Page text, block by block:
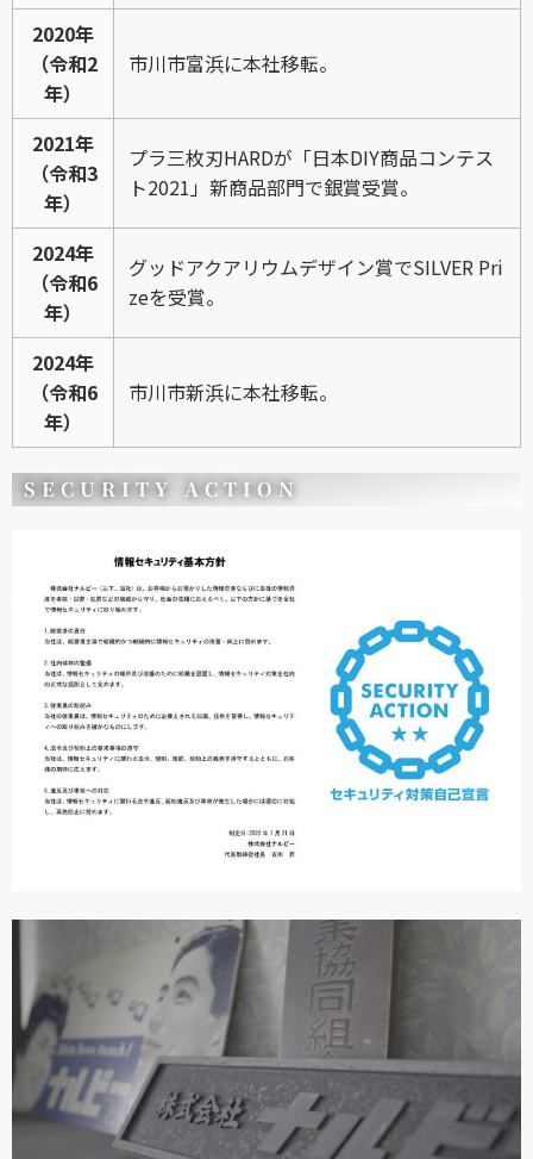
2020年
（令和2
年）
市川市富浜に本社移転。
2021年
（令和3
年）
プラ三枚刃HARDが「日本DIY商品コンテス
ト2021」新商品部門で銀賞受賞。
2024年
（令和6
年）
グッドアクアリウムデザイン賞でSILVER Pri
zeを受賞。
2024年
（令和6
年）
市川市新浜に本社移転。
SECURITY ACTION